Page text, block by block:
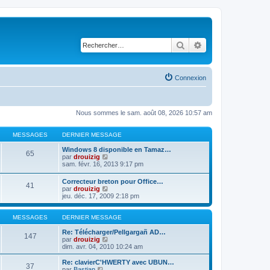
Rechercher
Connexion
Nous sommes le sam. août 08, 2026 10:57 am
MESSAGES DERNIER MESSAGE
65
Windows 8 disponible en Tamaz…
par drouizig
o
u
l
t
e
r
l
d
e
r
n
i
sam. févr. 16, 2013 9:17 pm
41
Correcteur breton pour Office…
par drouizig
o
n
s
u
l
t
r
l
e
jeu. déc. 17, 2009 2:18 pm
MESSAGES DERNIER MESSAGE
147
Re: Télécharger/Pellgargañ AD…
par drouizig
o
n
s
dim. avr. 04, 2010 10:24 am
37
Re: clavierC'HWERTY avec UBUN…